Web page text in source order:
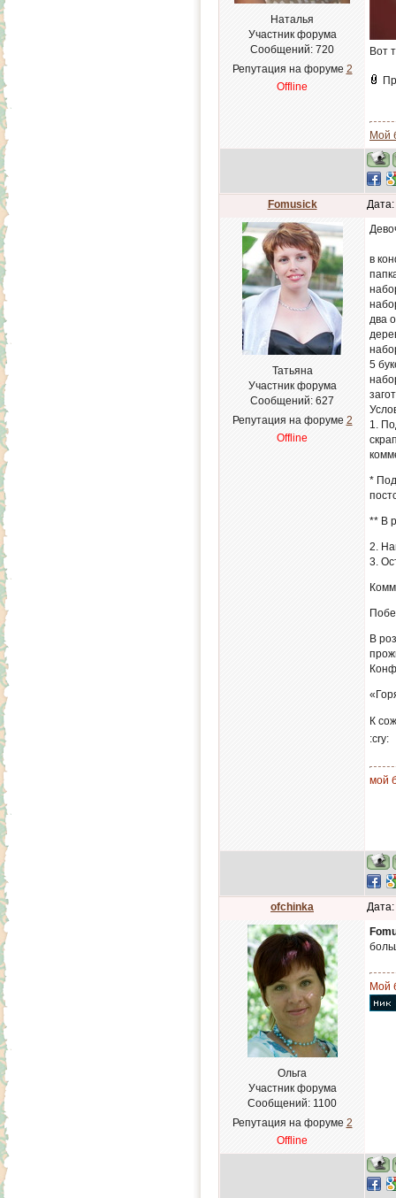
Наталья
Участник форума
Сообщений: 720
Репутация на форуме 2
Offline
Вот
Мой
Fomusick
Татьяна
Участник форума
Сообщений: 627
Репутация на форуме 2
Offline
в
два
5
1.
*
** В
2.
3.
В
К
:cry:
мой
ofchinka
Ольга
Участник форума
Сообщений: 1100
Репутация на форуме 2
Offline
Мой